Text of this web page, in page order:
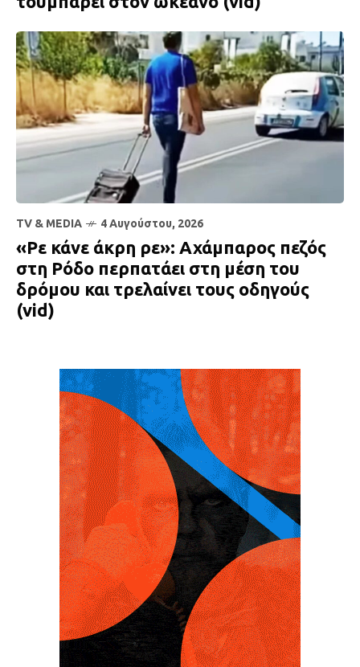
TV & MEDIA 4 Αυγούστου, 2026
«Ρε κάνε άκρη ρε»: Αχάμπαρος πεζός
στη Ρόδο περπατάει στη μέση του
δρόμου και τρελαίνει τους οδηγούς
(vid)